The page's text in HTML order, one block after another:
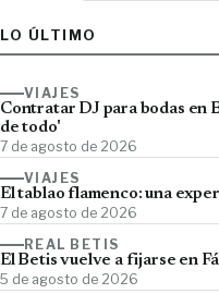
LO ÚLTIMO
VIAJES
Contratar DJ para bodas en
de todo'
7 de agosto de 2026
VIAJES
El tablao flamenco: una
7 de agosto de 2026
REAL BETIS
El Betis vuelve a fijarse en
5 de agosto de 2026